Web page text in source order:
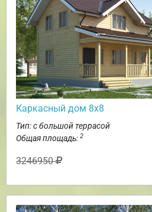
Каркасный дом 8х8
Тип: с большой террасой
Общая площадь: 2
3246950